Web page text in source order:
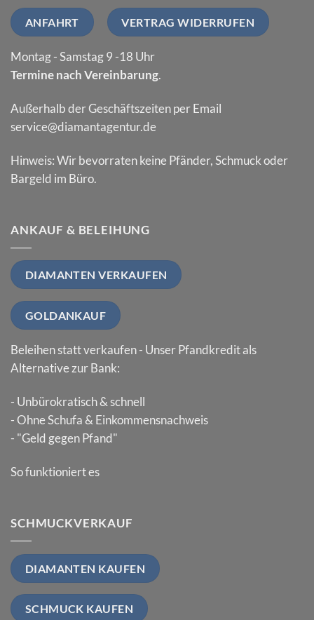
ANFAHRT VERTRAG WIDERRUFEN
Montag - Samstag 9 -18 Uhr
Termine nach Vereinbarung.
Außerhalb der Geschäftszeiten per Email
service@diamantagentur.de
Hinweis: Wir bevorraten keine Pfänder, Schmuck oder
Bargeld im Büro.
ANKAUF & BELEIHUNG
DIAMANTEN VERKAUFEN
GOLDANKAUF
Beleihen statt verkaufen - Unser Pfandkredit als
Alternative zur Bank:
- Unbürokratisch & schnell
- Ohne Schufa & Einkommensnachweis
- "Geld gegen Pfand"
So funktioniert es
SCHMUCKVERKAUF
DIAMANTEN KAUFEN
SCHMUCK KAUFEN